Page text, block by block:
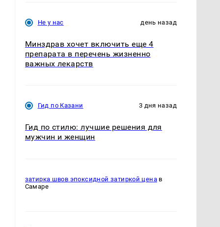
Не у нас день назад
Минздрав хочет включить еще 4
препарата в перечень жизненно
важных лекарств
Гид по Казани 3 дня назад
Гид по стилю: лучшие решения для
мужчин и женщин
затирка швов эпоксидной затиркой цена в
Самаре